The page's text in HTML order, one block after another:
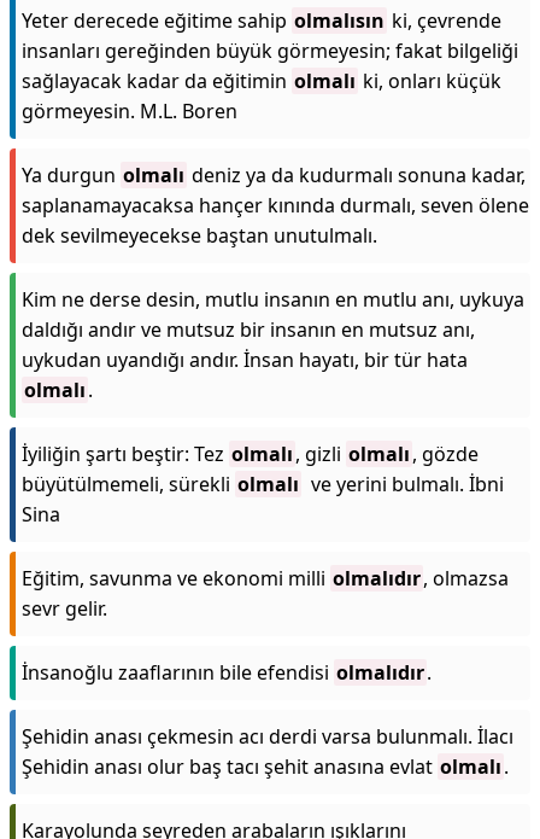
Yeter derecede eğitime sahip olmalısın ki, çevrende
insanları gereğinden büyük görmeyesin; fakat bilgeliği
sağlayacak kadar da eğitimin olmalı ki, onları küçük
görmeyesin. M.L. Boren
Ya durgun olmalı deniz ya da kudurmalı sonuna kadar,
saplanamayacaksa hançer kınında durmalı, seven ölene
dek sevilmeyecekse baştan unutulmalı.
Kim ne derse desin, mutlu insanın en mutlu anı, uykuya
daldığı andır ve mutsuz bir insanın en mutsuz anı,
uykudan uyandığı andır. İnsan hayatı, bir tür hata
olmalı.
İyiliğin şartı beştir: Tez olmalı, gizli olmalı, gözde
büyütülmemeli, sürekli olmalı ve yerini bulmalı. İbni
Sina
Eğitim, savunma ve ekonomi milli olmalıdır, olmazsa
sevr gelir.
İnsanoğlu zaaflarının bile efendisi olmalıdır.
Şehidin anası çekmesin acı derdi varsa bulunmalı. İlacı
Şehidin anası olur baş tacı şehit anasına evlat olmalı.
Karayolunda seyreden arabaların ışıklarını